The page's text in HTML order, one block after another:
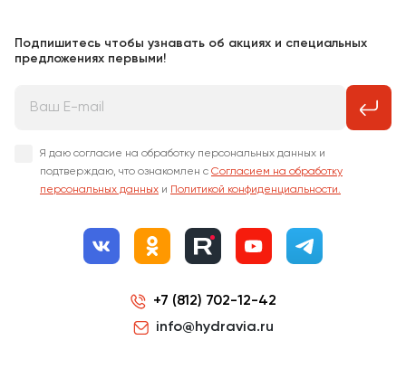
Подпишитесь чтобы узнавать об акциях и специальных
предложениях первыми!
Я даю согласие на обработку персональных данных и
подтверждаю, что ознакомлен с Согласием на обработку
персональных данных и Политикой конфиденциальности.
+7 (812) 702-12-42
info@hydravia.ru